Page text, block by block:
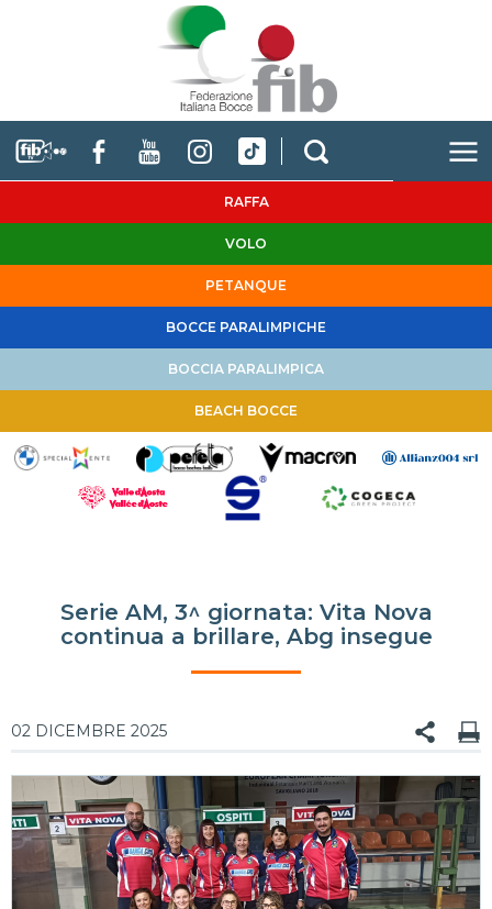
RAFFA
VOLO
PETANQUE
BOCCE PARALIMPICHE
BOCCIA PARALIMPICA
BEACH BOCCE
Serie AM, 3^ giornata: Vita Nova
continua a brillare, Abg insegue
02 DICEMBRE 2025